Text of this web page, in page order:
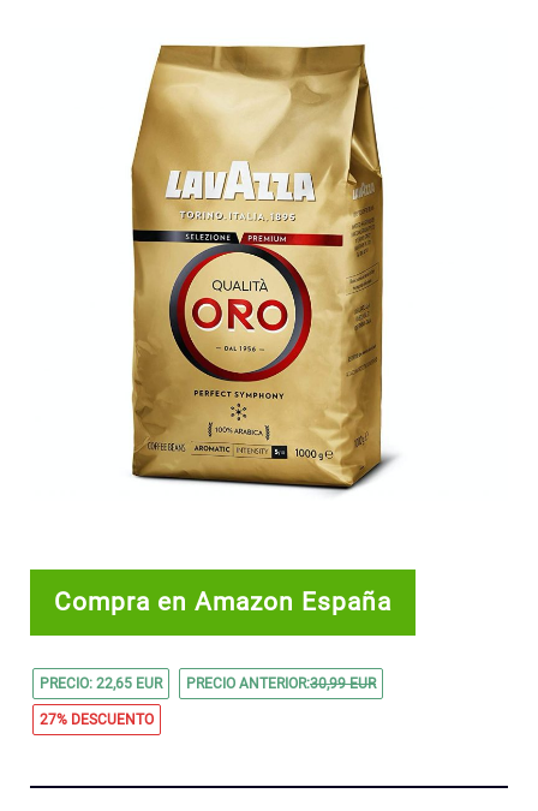
Compra en Amazon España
PRECIO: 22,65 EUR PRECIO ANTERIOR:30,99 EUR
27% DESCUENTO